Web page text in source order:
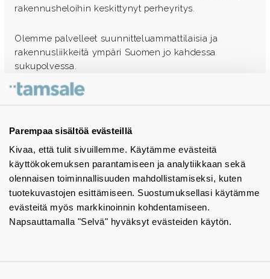
Parempaa sisältöä evästeillä
Kivaa, että tulit sivuillemme. Käytämme evästeitä
käyttökokemuksen parantamiseen ja analytiikkaan sekä
olennaisen toiminnallisuuden mahdollistamiseksi, kuten
tuotekuvastojen esittämiseen. Suostumuksellasi käytämme
evästeitä myös markkinoinnin kohdentamiseen.
Napsauttamalla "Selvä" hyväksyt evästeiden käytön.
rakennusheloihin keskittynyt perheyritys.
Olemme palvelleet suunnitteluammattilaisia ja
rakennusliikkeitä ympäri Suomen jo kahdessa
sukupolvessa.
Ota yhteyttä - autamme mielellämme
Tuotekuvastot
Instagram
BIM-objektit
Yhteystiedot
Tiedotteet